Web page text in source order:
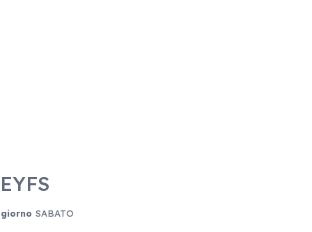
EYFS
giorno SABATO